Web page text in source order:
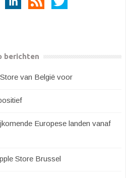
berichten
van België voor
Europese landen vanaf
Store Brussel